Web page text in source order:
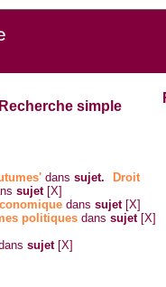
Recherche simple
danssujet.
Droit
sujet [X]
danssujet [X]
politiques danssujet [X]
sujet [X]